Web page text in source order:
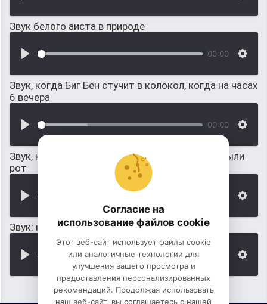
Звук белого аиста в природе
00:00
Звук, когда Биг Бен стучит в колокол, когда на часах
6 вечера
00:00
Звук, когда мычит после того, когда ему закрыли
рот
Звук: когда мул огрызается
Согласие на
использование файлов cookie
Этот веб-сайт использует файлы cookie
или аналогичные технологии для
улучшения вашего просмотра и
предоставления персонализированных
рекомендаций. Продолжая использовать
наш веб-сайт, вы соглашаетесь с нашей